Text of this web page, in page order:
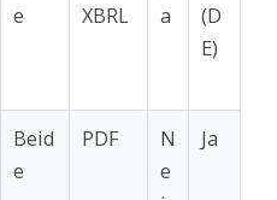
e
XBRL
a
(D
E)
Beid
e
PDF
N
e
Ja